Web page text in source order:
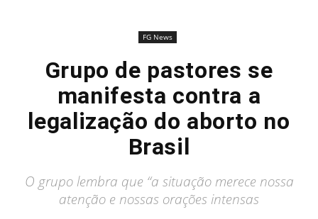
FG News
Grupo de pastores se
manifesta contra a
legalização do aborto no
Brasil
O grupo lembra que “a situação merece nossa
atenção e nossas orações intensas